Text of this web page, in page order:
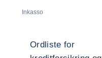
Inkasso
Ordliste for